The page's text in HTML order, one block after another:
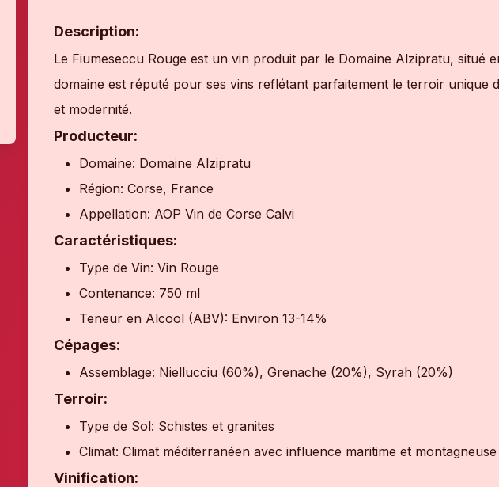
Description:
Le Fiumeseccu Rouge est un vin produit par le Domaine Alzipratu, situé
domaine est réputé pour ses vins reflétant parfaitement le terroir unique
et modernité.
Producteur:
Domaine: Domaine Alzipratu
Région: Corse, France
Appellation: AOP Vin de Corse Calvi
Caractéristiques:
Type de Vin: Vin Rouge
Contenance: 750 ml
Teneur en Alcool (ABV): Environ 13-14%
Cépages:
Assemblage: Niellucciu (60%), Grenache (20%), Syrah (20%)
Terroir:
Type de Sol: Schistes et granites
Climat: Climat méditerranéen avec influence maritime et montagneuse
Vinification: